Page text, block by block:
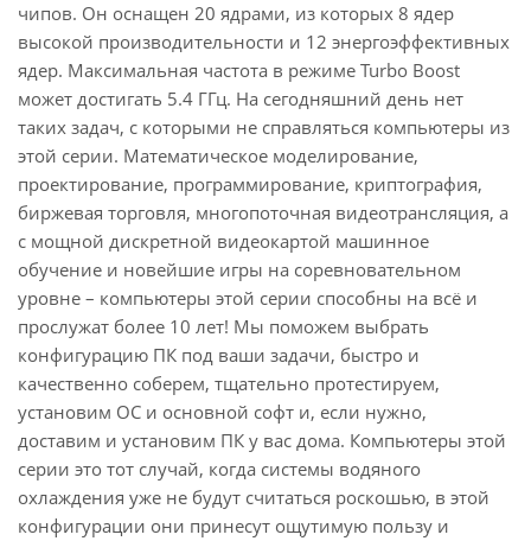
чипов. Он оснащен 20 ядрами, из которых 8 ядер
высокой производительности и 12 энергоэффективных
ядер. Максимальная частота в режиме Turbo Boost
может достигать 5.4 ГГц. На сегодняшний день нет
таких задач, с которыми не справляться компьютеры из
этой серии. Математическое моделирование,
проектирование, программирование, криптография,
биржевая торговля, многопоточная видеотрансляция, а
с мощной дискретной видеокартой машинное
обучение и новейшие игры на соревновательном
уровне – компьютеры этой серии способны на всё и
прослужат более 10 лет! Мы поможем выбрать
конфигурацию ПК под ваши задачи, быстро и
качественно соберем, тщательно протестируем,
установим ОС и основной софт и, если нужно,
доставим и установим ПК у вас дома. Компьютеры этой
серии это тот случай, когда системы водяного
охлаждения уже не будут считаться роскошью, в этой
конфигурации они принесут ощутимую пользу и